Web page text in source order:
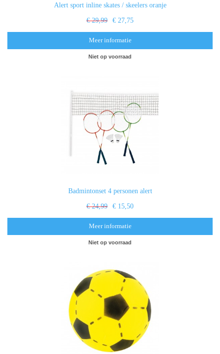
Alert sport inline skates / skeelers oranje
€ 29,99 € 27,75
Meer informatie
Niet op voorraad
Badmintonset 4 personen alert
€ 24,99 € 15,50
Meer informatie
Niet op voorraad